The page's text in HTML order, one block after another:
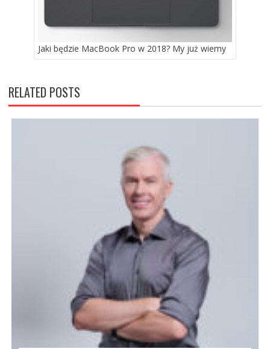
Jaki będzie MacBook Pro w 2018? My już wiemy
RELATED POSTS